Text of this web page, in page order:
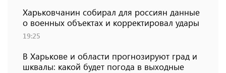
Харьковчанин собирал для россиян данные
о военных объектах и ​​корректировал удары
19:25
В Харькове и области прогнозируют град и
шквалы: какой будет погода в выходные